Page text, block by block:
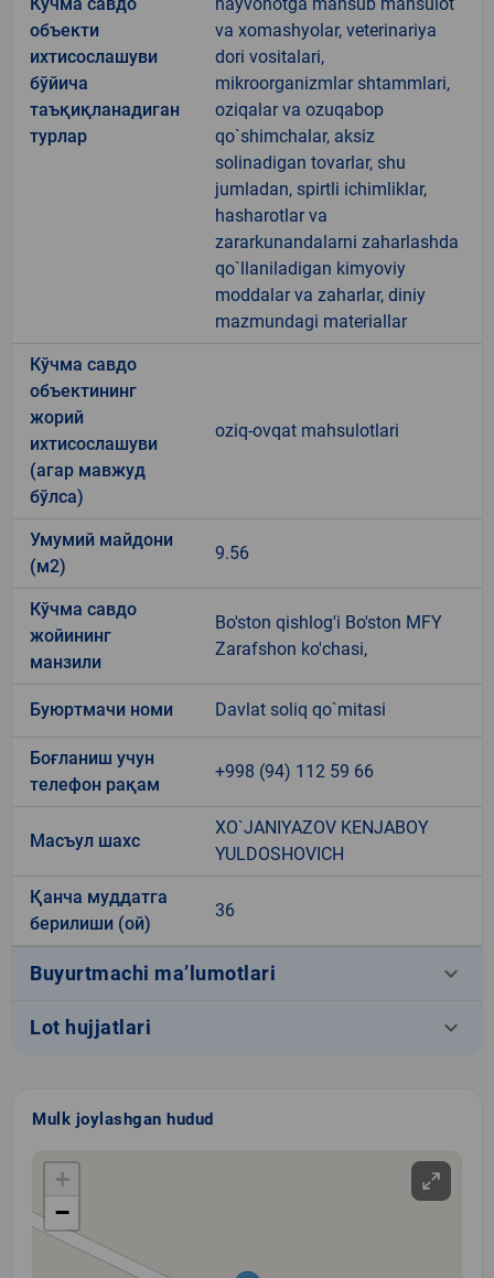
объекти
ихтисослашуви
бўйича
таъқиқланадиган
турлар
va xomashyolar, veterinariya
dori vositalari,
mikroorganizmlar shtammlari,
oziqalar va ozuqabop
qo`shimchalar, aksiz
solinadigan tovarlar, shu
jumladan, spirtli ichimliklar,
hasharotlar va
zararkunandalarni zaharlashda
qo`llaniladigan kimyoviy
moddalar va zaharlar, diniy
mazmundagi materiallar
Кўчма савдо
объектининг
жорий
ихтисослашуви
(агар мавжуд
бўлса)
oziq-ovqat mahsulotlari
Умумий майдони
(м2)
9.56
Кўчма савдо
жойининг
манзили
Bo'ston qishlog'i Bo'ston MFY
Zarafshon ko'chasi,
Буюртмачи номи Davlat soliq qo`mitasi
Боғланиш учун
телефон рақам
+998 (94) 112 59 66
Масъул шахс
XO`JANIYAZOV KENJABOY
YULDOSHOVICH
Қанча муддатга
берилиши (ой)
36
Buyurtmachi ma’lumotlari keyboard_arrow_down
Lot hujjatlari keyboard_arrow_down
Mulk joylashgan hudud
+
−